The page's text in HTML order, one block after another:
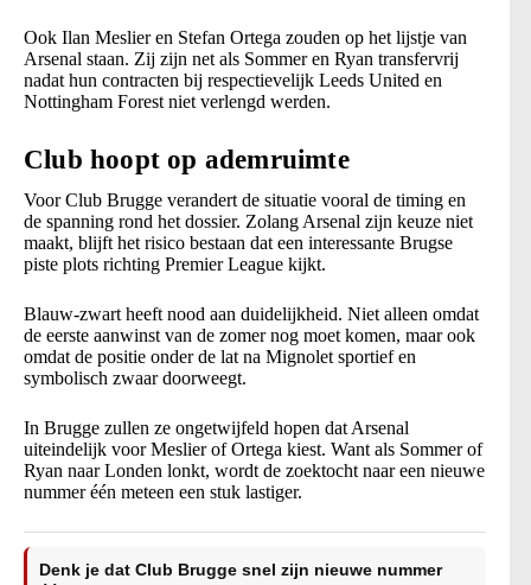
Ook Ilan Meslier en Stefan Ortega zouden op het lijstje van
Arsenal staan. Zij zijn net als Sommer en Ryan transfervrij
nadat hun contracten bij respectievelijk Leeds United en
Nottingham Forest niet verlengd werden.
Club hoopt op ademruimte
Voor Club Brugge verandert de situatie vooral de timing en
de spanning rond het dossier. Zolang Arsenal zijn keuze niet
maakt, blijft het risico bestaan dat een interessante Brugse
piste plots richting Premier League kijkt.
Blauw-zwart heeft nood aan duidelijkheid. Niet alleen omdat
de eerste aanwinst van de zomer nog moet komen, maar ook
omdat de positie onder de lat na Mignolet sportief en
symbolisch zwaar doorweegt.
In Brugge zullen ze ongetwijfeld hopen dat Arsenal
uiteindelijk voor Meslier of Ortega kiest. Want als Sommer of
Ryan naar Londen lonkt, wordt de zoektocht naar een nieuwe
nummer één meteen een stuk lastiger.
Denk je dat Club Brugge snel zijn nieuwe nummer